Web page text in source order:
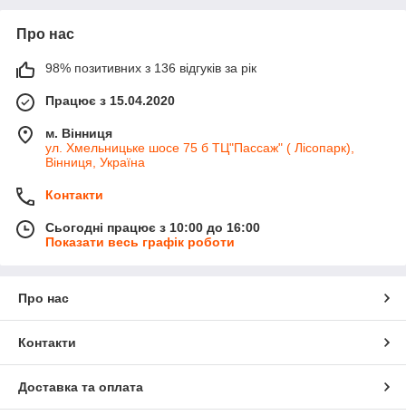
Про нас
98% позитивних з 136 відгуків за рік
Працює з 15.04.2020
м. Вінниця
ул. Хмельницьке шосе 75 б ТЦ"Пассаж" ( Лісопарк),
Вінниця, Україна
Контакти
Сьогодні працює з 10:00 до 16:00
Показати весь графік роботи
Про нас
Контакти
Доставка та оплата